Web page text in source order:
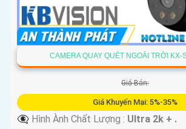
CAMERA QUAY QUÉT NGOÀI TRỜI KX-
Giá Bán:
Giá Khuyến Mại: 5%-35%
👁️‍🗨 Hình Ành Chất Lượng : Ultra 2k + .